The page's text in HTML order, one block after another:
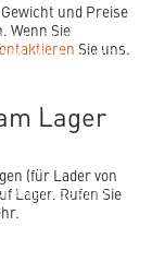
4500 LITER
FÜR LANDWIRT
LADESCHAUFELN
ANBAUGERÄTE
und Preise
Wenn Sie
Sie uns.
Lager
(für Lader von
Lager. Rufen Sie